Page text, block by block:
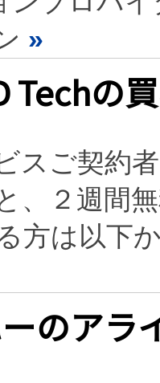
»
Techの
スご契約
、２週間
方は以下
のアラ